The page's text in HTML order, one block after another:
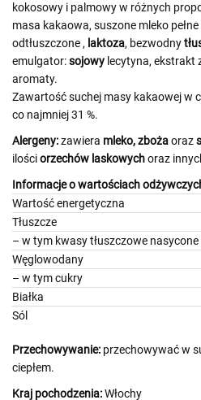
kokosowy i palmowy w różnych
masa kakaowa, suszone mleko pełne
odtłuszczone , laktoza, bezwodny
emulgator:sojowy lecytyna, ekstrakt
aromaty.
Zawartość suchej masy kakaowej w
co najmniej 31 %.
Alergeny:zawiera mleko,zbożaoraz
ilościorzechów laskowychoraz
Informacje o wartościach
Wartość energetyczna
Tłuszcze
– w tym kwasy tłuszczowe
Węglowodany
– w tym cukry
Białka
Sól
Przechowywanie: przechowywać w
ciepłem.
Kraj pochodzenia:Włochy